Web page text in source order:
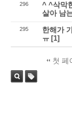
296
^ ^삭막
살아 남
295
한해가
ㅠ [1]
첫 페